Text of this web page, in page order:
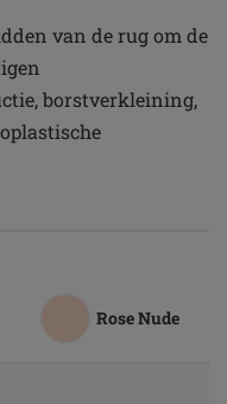
van de rug om de
borstverkleining,
Rose Nude